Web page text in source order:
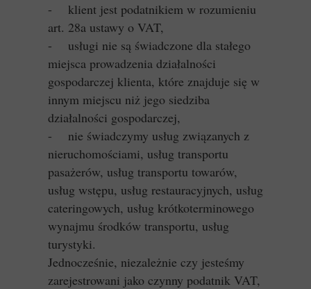
- klient jest podatnikiem w rozumieniu
art. 28a ustawy o VAT,
- usługi nie są świadczone dla stałego
miejsca prowadzenia działalności
gospodarczej klienta, które znajduje się w
innym miejscu niż jego siedziba
działalności gospodarczej,
- nie świadczymy usług związanych z
nieruchomościami, usług transportu
pasażerów, usług transportu towarów,
usług wstępu, usług restauracyjnych, usług
cateringowych, usług krótkoterminowego
wynajmu środków transportu, usług
turystyki.
Jednocześnie, niezależnie czy jesteśmy
zarejestrowani jako czynny podatnik VAT,